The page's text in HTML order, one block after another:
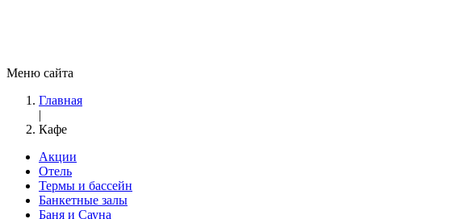
Меню сайта
Главная
|
Кафе
Акции
Отель
Термы и бассейн
Банкетные залы
Баня и Сауна